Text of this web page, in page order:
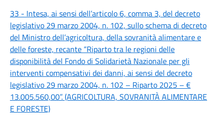
33 - Intesa, ai sensi dell’articolo 6, comma 3, del decreto
legislativo 29 marzo 2004, n. 102, sullo schema di decreto
del Ministro dell’agricoltura, della sovranità alimentare e
delle foreste, recante “Riparto tra le regioni delle
disponibilità del Fondo di Solidarietà Nazionale per gli
interventi compensativi dei danni, ai sensi del decreto
legislativo 29 marzo 2004, n. 102 – Riparto 2025 – €
13.005.560,00”. (AGRICOLTURA, SOVRANITÀ ALIMENTARE
E FORESTE)